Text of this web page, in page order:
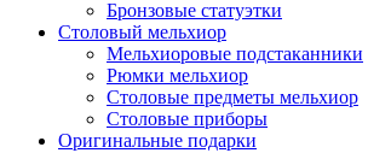
Бронзовые статуэтки
Столовый мельхиор
Мельхиоровые подстаканники
Рюмки мельхиор
Столовые предметы мельхиор
Столовые приборы
Оригинальные подарки